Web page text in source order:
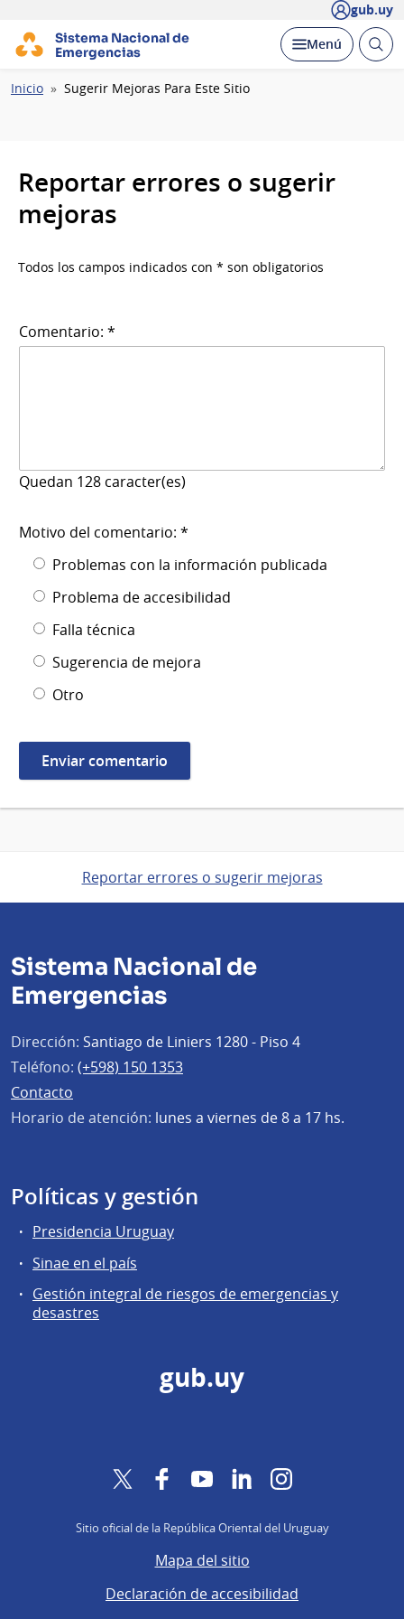
gub.uy
Sistema Nacional de
Emergencias
Desplegar
Menú Abrir
Ruta
Inicio Sugerir Mejoras Para Este Sitio
Reportar errores o sugerir
mejoras
Todos los campos indicados con * son obligatorios
Comentario: *
Quedan 128 caracter(es)
Motivo del comentario: *
Problemas con la información publicada
Problema de accesibilidad
Falla técnica
Sugerencia de mejora
Otro
Reportar errores o sugerir mejoras
Sistema Nacional de
Emergencias
Dirección: Santiago de Liniers 1280 - Piso 4
Teléfono: (+598) 150 1353
Contacto
Horario de atención: lunes a viernes de 8 a 17 hs.
Políticas y gestión
Presidencia Uruguay
Sinae en el país
Gestión integral de riesgos de emergencias y
desastres
gub.uy
Twitter FacebookYouTubeLinkedInInstagram
Sitio oficial de la República Oriental del Uruguay
Mapa del sitio
Declaración de accesibilidad